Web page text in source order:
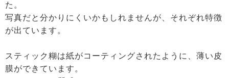
た。
写真だと分かりにくいかもしれませんが、それぞれ特徴
が出ています。
スティック糊は紙がコーティングされたように、薄い皮
膜ができています。